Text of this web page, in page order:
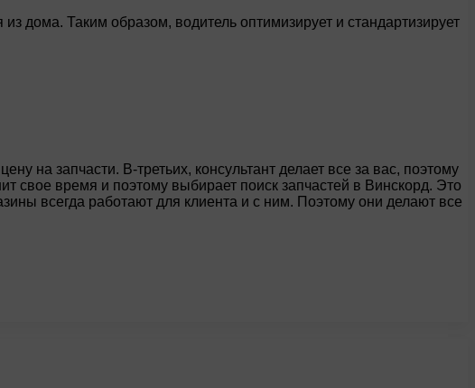
дома. Таким образом, водитель оптимизирует и стандартизирует
на запчасти. В-третьих, консультант делает все за вас, поэтому
свое время и поэтому выбирает поиск запчастей в Винскорд. Это
всегда работают для клиента и с ним. Поэтому они делают все